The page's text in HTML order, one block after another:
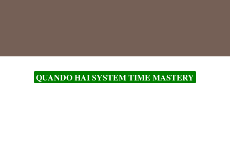
QUANDO HAI SYSTEM TIME MASTERY